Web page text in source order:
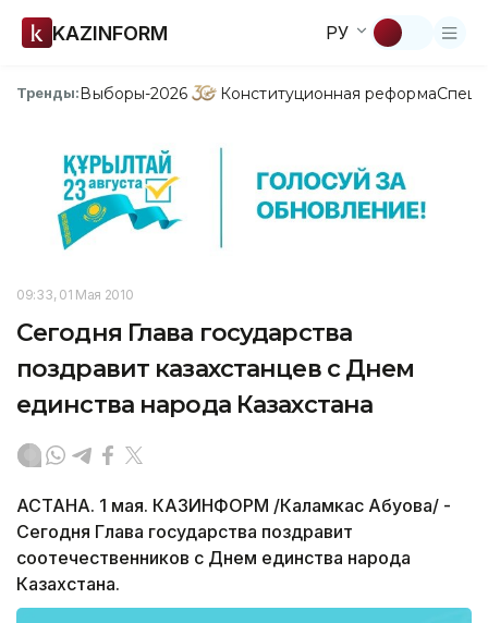
KAZINFORM РУ
Тренды:Выборы-2026 Конституционная реформа
09:33, 01 Мая 2010
Сегодня Глава государства
поздравит казахстанцев с Днем
единства народа Казахстана
АСТАНА. 1 мая. КАЗИНФОРМ /Каламкас Абуова/ -
Сегодня Глава государства поздравит
соотечественников с Днем единства народа
Казахстана.